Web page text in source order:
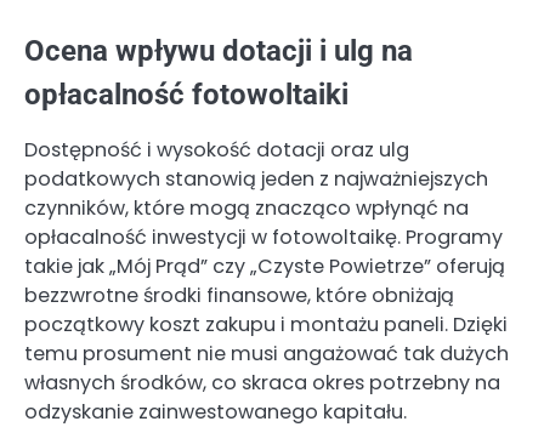
Ocena wpływu dotacji i ulg na
opłacalność fotowoltaiki
Dostępność i wysokość dotacji oraz ulg
podatkowych stanowią jeden z najważniejszych
czynników, które mogą znacząco wpłynąć na
opłacalność inwestycji w fotowoltaikę. Programy
takie jak „Mój Prąd” czy „Czyste Powietrze” oferują
bezzwrotne środki finansowe, które obniżają
początkowy koszt zakupu i montażu paneli. Dzięki
temu prosument nie musi angażować tak dużych
własnych środków, co skraca okres potrzebny na
odzyskanie zainwestowanego kapitału.